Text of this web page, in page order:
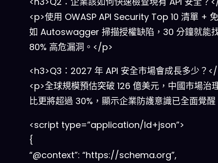
<p>使用 OWASP API Security Top 10 清單 +
如 Autoswagger 掃描授權缺陷，30 分鐘就能
80% 高危漏洞。</p>
<h3>Q3：2027 年 API 安全市場會成長多少？
<p>全球規模預估突破 126 億美元，中國市場治
比更將超過 30%，顯示企業防護意識已全面覺
<script type=”application/ld+json”>
{
“@context”: “https://schema.org”,